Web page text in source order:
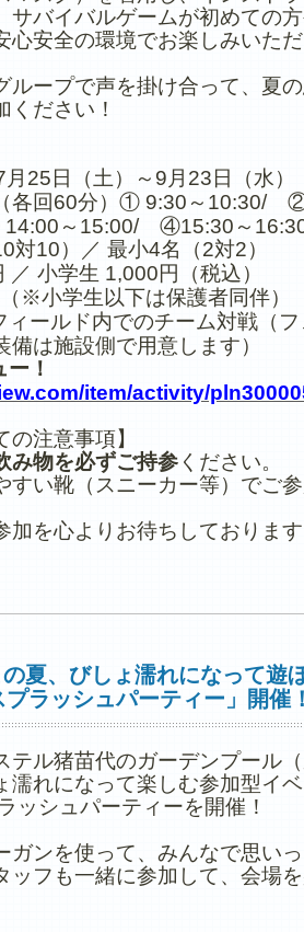
サバイバルゲームが初めての
心安全の環境でお楽しみいた
ループで声を掛け合って、夏
ください！
25日（土）～9月23日（水）
各回60分）① 9:30～10:30/
～15:00/ ④15:30～
対10）／ 最小4名（2対2）
／ 小学生 1,000円（税込）
※小学生以下は保護者同伴）
ィールド内でのチーム対戦（
備は施設側で用意します）
！
item/activity/
の注意事項】
み物を必ずご持参 ください。
すい靴（スニーカー等）でご
加を心よりお待ちしておりま
夏、びしょ濡れになって遊
プラッシュパーティー」開催
テル猪苗代のガーデンプール
濡れになって楽しむ参加型イ
ッシュパーティーを開催！
ガンを使って、みんなで思い
ッフも一緒に参加して、会場